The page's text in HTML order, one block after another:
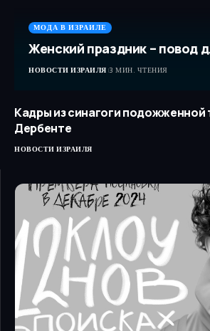
МОДА В ИЗРАИЛЕ
Женский праздник – повод
НОВОСТИ ИЗРАИЛЯ 3 МИН. ЧТЕНИЯ
Кадры из синагоги подожженной
Дербенте
НОВОСТИ ИЗРАИЛЯ